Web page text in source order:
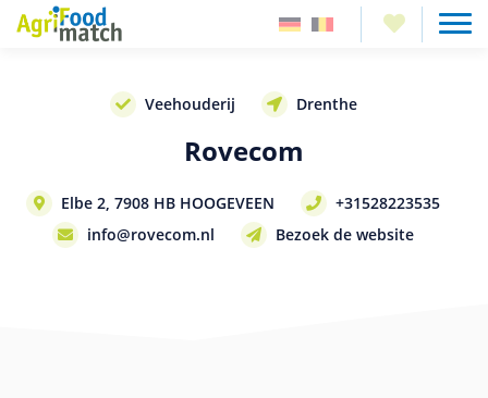
Veehouderij Drenthe
Rovecom
Elbe 2, 7908 HB HOOGEVEEN
+31528223535
info@rovecom.nl
Bezoek de website